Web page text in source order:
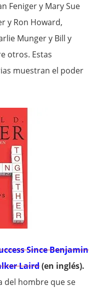
Feniger y Mary Sue
y Ron Howard,
Munger y Bill y
otros. Estas
muestran el poder
Since Benjamin
Laird(en inglés).
del hombre que se